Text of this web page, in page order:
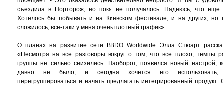
съездила в Порторож, но пока не получалось. Надеюсь, что еще
Хотелось бы побывать и на Киевском фестивале, и на других, но
сложилось, все-таки у меня очень плотный график».
О планах на развитие сети BBDO Worldwide Элла Стюарт
«Несмотря на все разговоры вокруг о том, что все плохо, темпы
группы не сильно снизились. Наоборот, появился новый настрой,
давно не было, и сегодня хочется его использовать,
перегруппироваться и начать предлагать интегрированный продукт.